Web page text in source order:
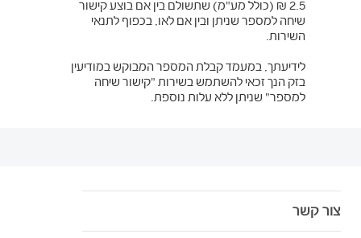
2.5 ₪ (כולל מע"מ) שתשולם בין אם בוצע קישור
שיחה למספר שניתן ובין אם לאו, בכפוף לתנאי
השירות.
לידיעתך, במעמד קבלת המספר המבוקש במודיעין
בזק הנך זכאי להשתמש בשירות "קישור שיחה
למספר" שניתן ללא עלות נוספת.
צור קשר